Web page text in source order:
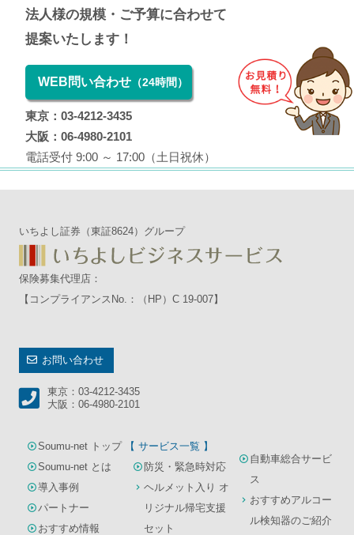
法人様の規模・ご予算に合わせて
提案いたします！
WEB問い合わせ （24時間）
東京：03-4212-3435
大阪：06-4980-2101
電話受付 9:00 ～ 17:00（土日祝休）
いちよし証券（東証8624）グループ
保険募集代理店：
【コンプライアンスNo.：（HP）C 19-007】
お問い合わせ
東京：03-4212-3435
大阪：06-4980-2101
Soumu-net トップ
Soumu-net とは
導入事例
パートナー
おすすめ情報
【 サービス一覧 】
防災・緊急時対応
ヘルメット入り オ
リジナル帰宅支援
セット
自動車総合サービ
ス
おすすめアルコー
ル検知器のご紹介